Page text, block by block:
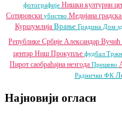
фотографије Нишки културни
Сотировски убиство Медијана
Куршумлија Врање Градина Дом
Републике Србије Александар Вучић
центар Ниш Прокупље фудбал
Пирот саобраћајна незгода Прешево
Раднички ФК
Најновији огласи